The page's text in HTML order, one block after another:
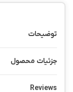
توضیحات
جزئیات محصول
Reviews